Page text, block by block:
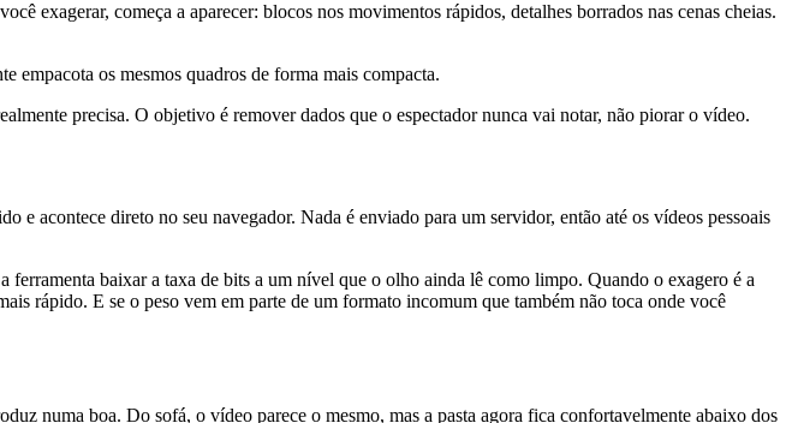
exagerar, começa a aparecer: blocos nos movimentos rápidos, detalhes borrados nas cenas cheias.
empacota os mesmos quadros de forma mais compacta.
precisa. O objetivo é remover dados que o espectador nunca vai notar, não piorar o vídeo.
acontece direto no seu navegador. Nada é enviado para um servidor, então até os vídeos pessoais
ferramenta baixar a taxa de bits a um nível que o olho ainda lê como limpo. Quando o exagero é a
rápido. E se o peso vem em parte de um formato incomum que também não toca onde você
numa boa. Do sofá, o vídeo parece o mesmo, mas a pasta agora fica confortavelmente abaixo dos